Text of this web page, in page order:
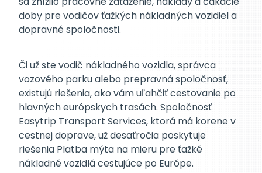
doby pre vodičov ťažkých nákladných vozidiel a
dopravné spoločnosti.
Či už ste vodič nákladného vozidla, správca
vozového parku alebo prepravná spoločnosť,
existujú riešenia, ako vám uľahčiť cestovanie po
hlavných európskych trasách. Spoločnosť
Easytrip Transport Services, ktorá má korene v
cestnej doprave, už desaťročia poskytuje
riešenia Platba mýta na mieru pre ťažké
nákladné vozidlá cestujúce po Európe.